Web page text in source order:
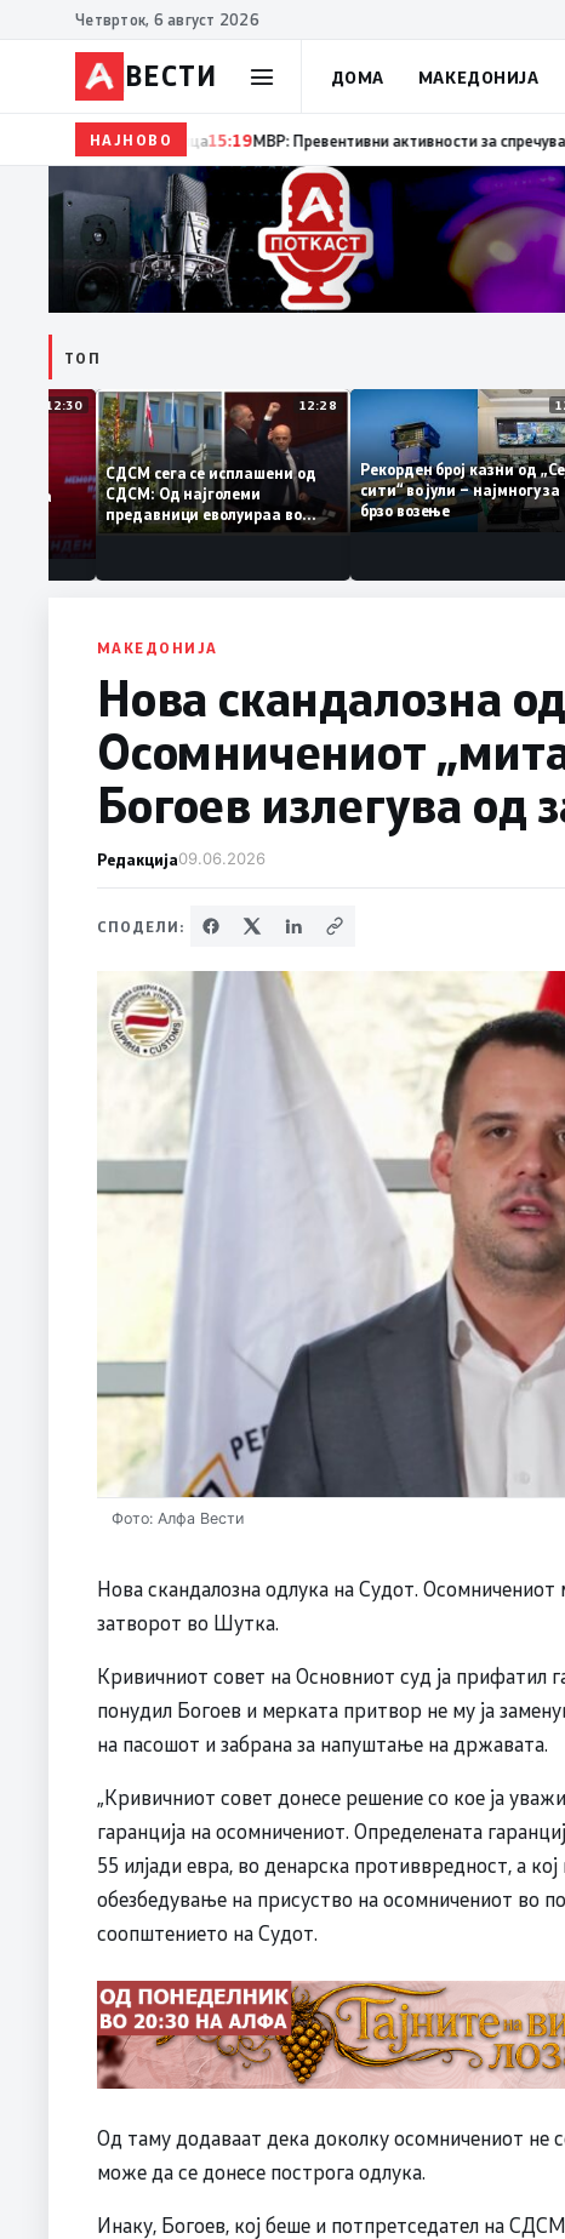
Четврток, 6 август 2026
ВЕСТИ ДОМА МАКЕДОНИЈА
НАЈНОВО15:20Десет години од катастрофалните поплави во
ТОП
12:30
на
12:28
СДСМ сега се исплашени од
СДСМ: Од најголеми
предавници еволуираа во
најголеми патриоти
Рекорден број казни
сити“ во јули – најмногу
брзо возење
МАКЕДОНИЈА
Нова скандалозна
Осомничениот
Богоев излегува од
Редакција09.06.2026
СПОДЕЛИ:
Фото: Алфа Вести
Нова скандалозна одлука на Судот. Осомничениот
затворот во Шутка.
Кривичниот совет на Основниот суд ја прифатил
понудил Богоев и мерката притвор не му ја
на пасошот и забрана за напуштање на државата.
„Кривичниот совет донесе решение со кое ја
гаранција на осомничениот. Определената
55 илјади евра, во денарска противвредност, а
обезбедување на присуство на осомничениот во
соопштението на Судот.
Од таму додаваат дека доколку осомничениот не
може да се донесе построга одлука.
Инаку, Богоев, кој беше и потпретседател на